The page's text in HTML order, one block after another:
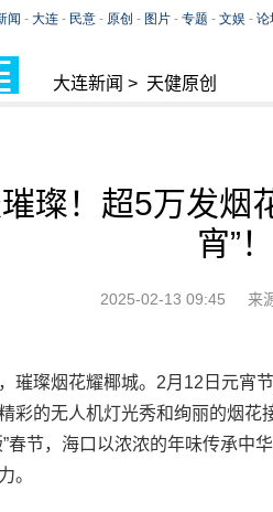
大连新闻 > 天健原创
璨！超5万发烟
宵”！
2025-02-13 09:45 来
璀璨烟花耀椰城。2月12日元宵
彩的无人机灯光秀和绚丽的烟
春节，海口以浓浓的年味传承中
。